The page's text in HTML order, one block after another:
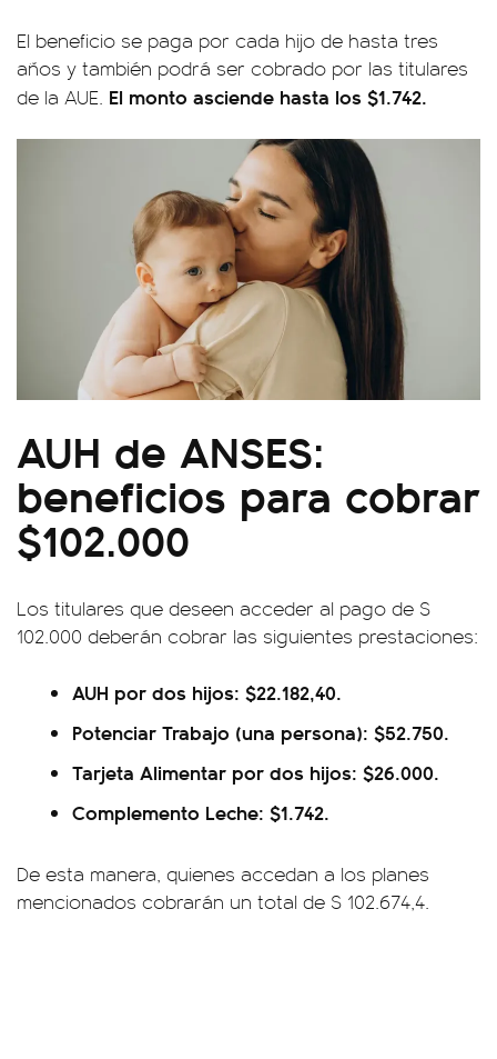
El beneficio se paga por cada hijo de hasta tres
años y también podrá ser cobrado por las titulares
de la AUE. El monto asciende hasta los $1.742.
AUH de ANSES:
beneficios para cobrar
$102.000
Los titulares que deseen acceder al pago de $
102.000 deberán cobrar las siguientes prestaciones:
AUH por dos hijos: $22.182,40.
Potenciar Trabajo (una persona): $52.750.
Tarjeta Alimentar por dos hijos: $26.000.
Complemento Leche: $1.742.
De esta manera, quienes accedan a los planes
mencionados cobrarán un total de $ 102.674,4.